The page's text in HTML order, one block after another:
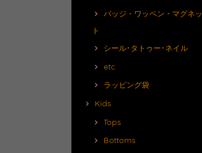
バッジ・ワッペン・マグネッ
ト
シール･タトゥー･ネイル
etc.
ラッピング袋
Kids
Tops
Bottoms